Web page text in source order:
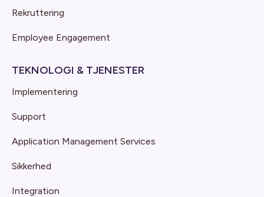
Rekruttering
Employee Engagement
TEKNOLOGI & TJENESTER
Implementering
Support
Application Management Services
Sikkerhed
Integration